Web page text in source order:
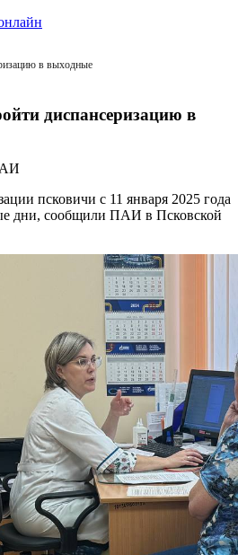
в выходные
диспансеризацию в
псковичи с 11 января 2025 года
дни, сообщили ПАИ в Псковской